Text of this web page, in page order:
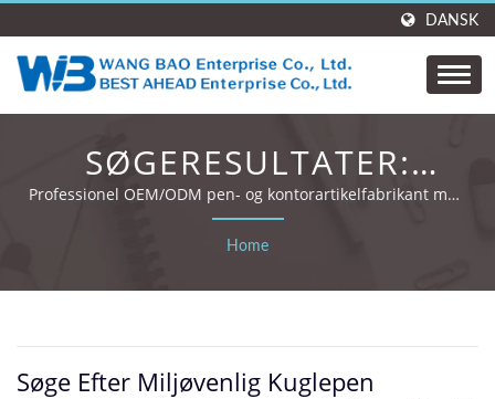
DANSK
SØGERESULTATER:
MILJØVENLIG KUGLEPEN
| WANG BAO
ENTERPRISE. CO., LTD.
Professionel OEM/ODM pen- og kontorartikelfabrikant med
35 års erfaring og globale certificeringer.
Home
Søge Efter Miljøvenlig Kuglepen